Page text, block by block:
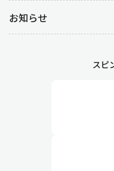
お知らせ
スピ